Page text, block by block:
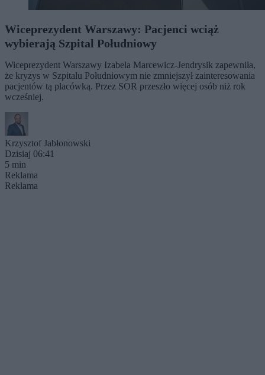
Wiceprezydent Warszawy: Pacjenci wciąż
wybierają Szpital Południowy
Wiceprezydent Warszawy Izabela Marcewicz-Jendrysik zapewniła,
że kryzys w Szpitalu Południowym nie zmniejszył zainteresowania
pacjentów tą placówką. Przez SOR przeszło więcej osób niż rok
wcześniej.
Krzysztof Jabłonowski
Dzisiaj 06:41
5 min
Reklama
Reklama